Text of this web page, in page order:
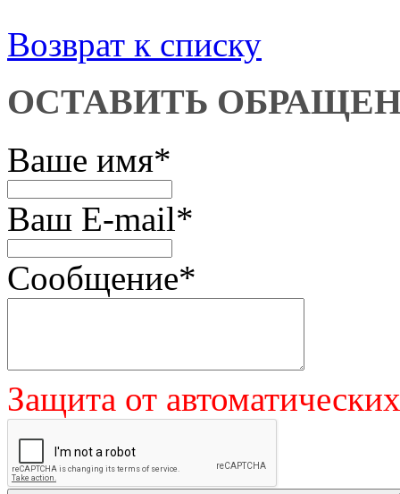
Возврат к списку
ОСТАВИТЬ
Ваше имя*
Ваш E-mail*
Сообщение*
Защита от